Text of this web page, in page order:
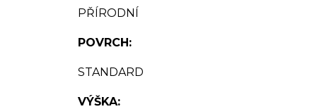
PŘÍRODNÍ
POVRCH:
STANDARD
VÝŠKA: